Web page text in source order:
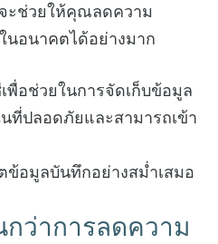
ะช่วยให้คุณลดความ
นอนาคตได้อย่างมาก
พื่อช่วยในการจัดเก็บข้อมูล
ที่ปลอดภัยและสามารถเข้า
ข้อมูลบันทึกอย่างสม่ำเสมอ
ว่าการลดความ